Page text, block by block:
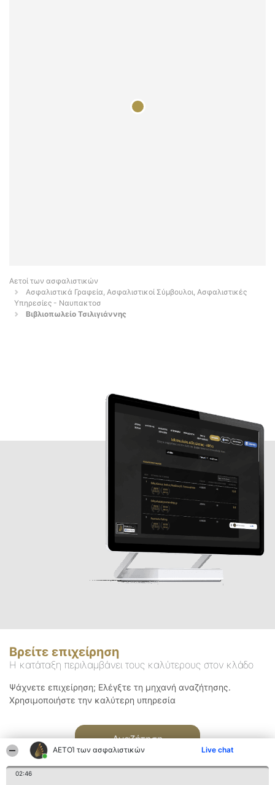
ΑΕΤΟΊ των ασφαλιστικών Live chat
02:46
Αετοί των ασφαλιστικών
Ασφαλιστικά Γραφεία, Ασφαλιστικοί Σύμβουλοι, Ασφαλιστικές
Υπηρεσίες - Ναυπακτοσ
Βιβλιοπωλείο Τσιλιγιάννης
Βρείτε επιχείρηση
Η κατάταξη περιλαμβάνει τους καλύτερους στον κλάδο
Ψάχνετε επιχείρηση; Ελέγξτε τη μηχανή αναζήτησης.
Χρησιμοποιήστε την καλύτερη υπηρεσία
Αναζήτηση